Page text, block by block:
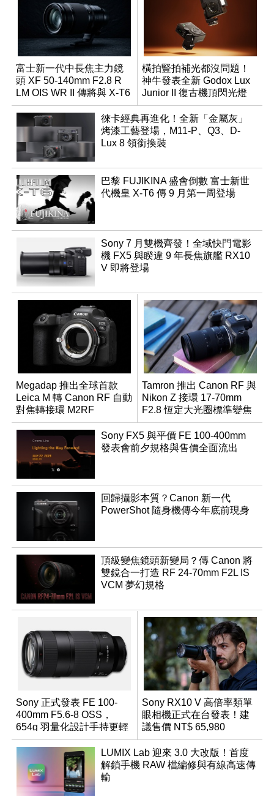
富士新一代中長焦主力鏡
頭 XF 50-140mm F2.8 R
LM OIS WR II 傳將與 X-T6
同步亮相
橫拍豎拍補光都沒問題！
神牛發表全新 Godox Lux
Junior II 復古機頂閃光燈
徠卡經典再進化！全新「金屬灰」
烤漆工藝登場，M11-P、Q3、D-
Lux 8 領銜換裝
巴黎 FUJIKINA 盛會倒數 富士新世
代機皇 X-T6 傳 9 月第一周登場
Sony 7 月雙機齊發！全域快門電影
機 FX5 與睽違 9 年長焦旗艦 RX10
V 即將登場
Megadap 推出全球首款
Leica M 轉 Canon RF 自動
對焦轉接環 M2RF
Tamron 推出 Canon RF 與
Nikon Z 接環 17-70mm
F2.8 恆定大光圈標準變焦
鏡
Sony FX5 與平價 FE 100-400mm
發表會前夕規格與售價全面流出
回歸攝影本質？Canon 新一代
PowerShot 隨身機傳今年底前現身
頂級變焦鏡頭新變局？傳 Canon 將
雙鏡合一打造 RF 24-70mm F2L IS
VCM 夢幻規格
Sony 正式發表 FE 100-
400mm F5.6-8 OSS，
654g 羽量化設計手持更輕
鬆
Sony RX10 V 高倍率類單
眼相機正式在台發表！建
議售價 NT$ 65,980
LUMIX Lab 迎來 3.0 大改版！首度
解鎖手機 RAW 檔編修與有線高速傳
輸